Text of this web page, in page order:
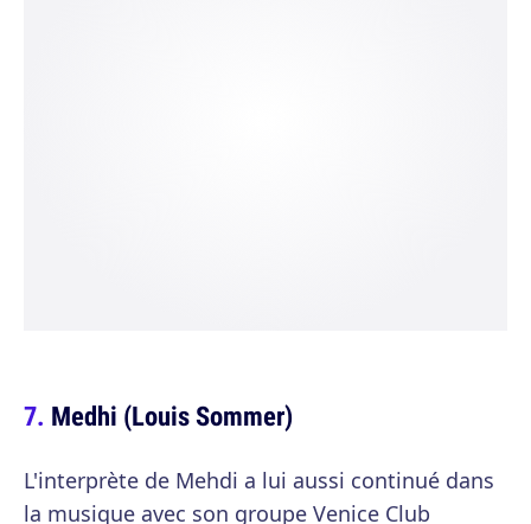
Medhi (Louis Sommer)
L'interprète de Mehdi a lui aussi continué dans
la musique avec son groupe Venice Club